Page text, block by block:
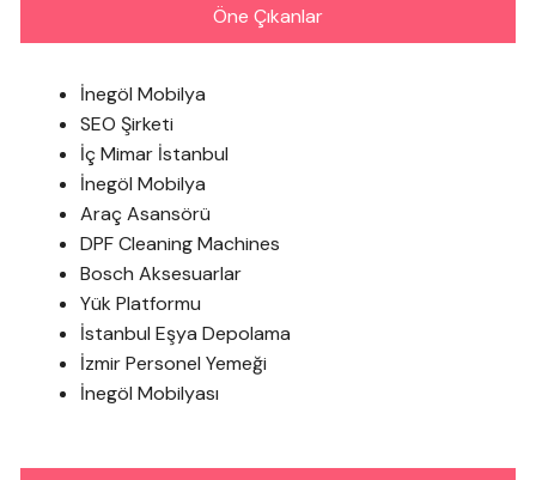
Öne Çıkanlar
İnegöl Mobilya
SEO Şirketi
İç Mimar İstanbul
İnegöl Mobilya
Araç Asansörü
DPF Cleaning Machines
Bosch Aksesuarlar
Yük Platformu
İstanbul Eşya Depolama
İzmir Personel Yemeği
İnegöl Mobilyası